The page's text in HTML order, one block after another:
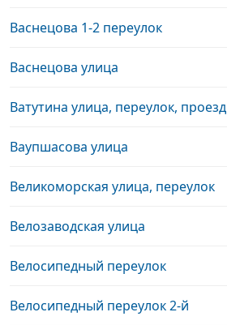
Васнецова 1-2 переулок
Васнецова улица
Ватутина улица, переулок, проезд
Ваупшасова улица
Великоморская улица, переулок
Велозаводская улица
Велосипедный переулок
Велосипедный переулок 2-й